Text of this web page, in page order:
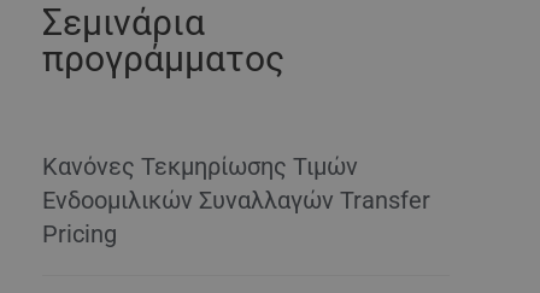
Σεμινάρια
προγράμματος
Κανόνες Τεκμηρίωσης Τιμών
Ενδοομιλικών Συναλλαγών Transfer
Pricing